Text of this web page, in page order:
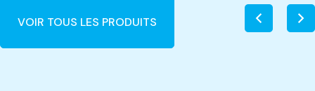
VOIR TOUS LES PRODUITS